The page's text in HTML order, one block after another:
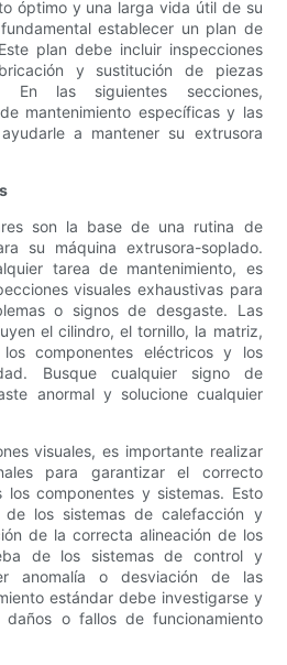
óptimo y una larga vida útil de su
establecer un plan de
plan debe incluir inspecciones
y sustitución de piezas
En las siguientes secciones,
mantenimiento específicas y las
a mantener su extrusora
son la base de una rutina de
su máquina extrusora-soplado.
tarea de mantenimiento, es
visuales exhaustivas para
o signos de desgaste. Las
el cilindro, el tornillo, la matriz,
componentes eléctricos y los
Busque cualquier signo de
anormal y solucione cualquier
visuales, es importante realizar
para garantizar el correcto
los componentes y sistemas. Esto
los sistemas de calefacción y
de la correcta alineación de los
de los sistemas de control y
anomalía o desviación de las
estándar debe investigarse y
daños o fallos de funcionamiento